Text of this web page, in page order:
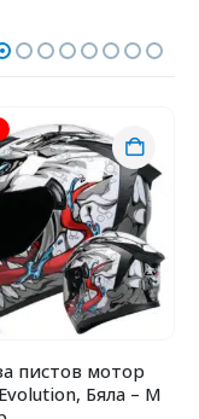
пистов мотор
Бяла – M